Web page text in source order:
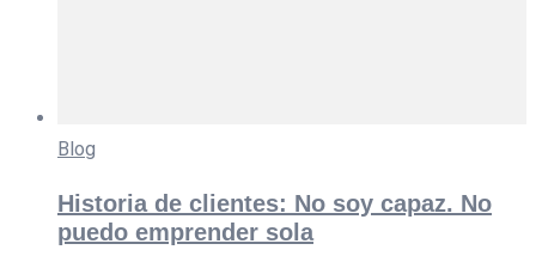
Blog
Historia de clientes: No soy capaz. No
puedo emprender sola